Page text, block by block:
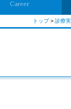
Career
トップ> 診療